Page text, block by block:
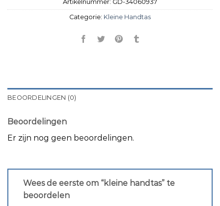
Artikelnummer: GD-34060937
Categorie: Kleine Handtas
BEOORDELINGEN (0)
Beoordelingen
Er zijn nog geen beoordelingen.
Wees de eerste om “kleine handtas” te
beoordelen